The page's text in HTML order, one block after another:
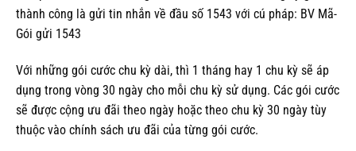
thành công là gửi tin nhắn về đầu số 1543 với cú pháp: BV Mã-
Gói gửi 1543
Với những gói cước chu kỳ dài, thì 1 tháng hay 1 chu kỳ sẽ áp
dụng trong vòng 30 ngày cho mỗi chu kỳ sử dụng. Các gói cước
sẽ được cộng ưu đãi theo ngày hoặc theo chu kỳ 30 ngày tùy
thuộc vào chính sách ưu đãi của từng gói cước.